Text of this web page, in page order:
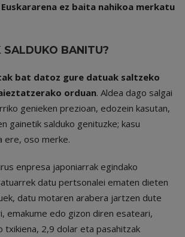
Euskararena ez baita nahikoa merkatu
BANITU?
bat datoz gure datuak saltzeko
orduan. Aldea dago salgai
genieken prezioan, edozein kasutan,
gainetik salduko genituzke; kasu
ere, oso merke.
enpresa japoniarrak egindako
datu pertsonalei ematen dieten
datu motaren arabera jartzen dute
emakume edo gizon diren esateari,
txikiena, 2,9 dolar eta pasahitzak